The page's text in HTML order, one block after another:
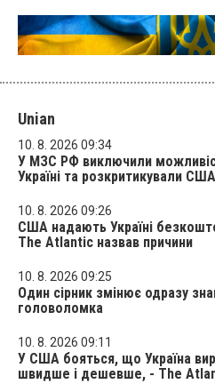
Unian
10. 8. 2026 09:34
У МЗС РФ виключили
Україні та розкритикували США
10. 8. 2026 09:26
США надають Україні
The Atlantic назвав причини
10. 8. 2026 09:25
Один сірник змінює одразу
головоломка
10. 8. 2026 09:11
У США бояться, що Україна
швидше і дешевше, - The